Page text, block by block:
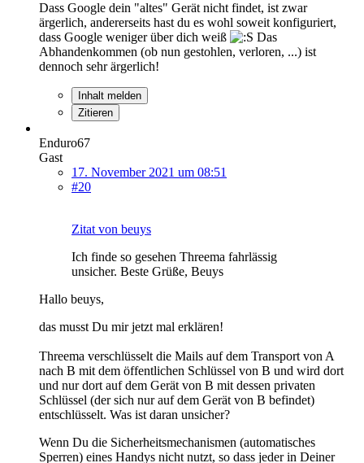
Dass Google dein "altes" Gerät nicht findet, ist zwar
ärgerlich, andererseits hast du es wohl soweit konfiguriert,
dass Google weniger über dich weiß
Das
Abhandenkommen (ob nun gestohlen, verloren, ...) ist
dennoch sehr ärgerlich!
Inhalt melden
Zitieren
Enduro67
Gast
17. November 2021 um 08:51
#20
Zitat von beuys
Ich finde so gesehen Threema fahrlässig
unsicher. Beste Grüße, Beuys
Hallo beuys,
das musst Du mir jetzt mal erklären!
Threema verschlüsselt die Mails auf dem Transport von A
nach B mit dem öffentlichen Schlüssel von B und wird dort
und nur dort auf dem Gerät von B mit dessen privaten
Schlüssel (der sich nur auf dem Gerät von B befindet)
entschlüsselt. Was ist daran unsicher?
Wenn Du die Sicherheitsmechanismen (automatisches
Sperren) eines Handys nicht nutzt, so dass jeder in Deiner